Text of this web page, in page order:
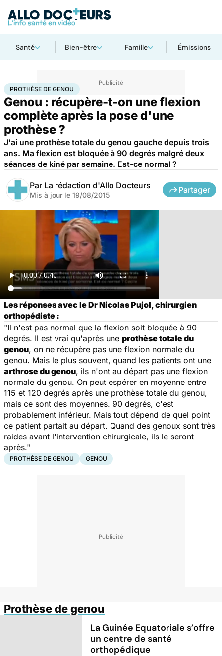
Santé Bien-être Famille Émissions
AccueilSantéProthèse de genou
PROTHÈSE DE GENOU
Genou : récupère-t-on une flexion
complète après la pose d'une
prothèse ?
J'ai une prothèse totale du genou gauche depuis trois
ans. Ma flexion est bloquée à 90 degrés malgré deux
séances de kiné par semaine. Est-ce normal ?
Par La rédaction d'Allo Docteurs
Mis à jour le 19/08/2015
Partager
Les réponses avec le Dr Nicolas Pujol, chirurgien
orthopédiste :
"Il n'est pas normal que la flexion soit bloquée à 90
degrés. Il est vrai qu'après une prothèse totale du
genou, on ne récupère pas une flexion normale du
genou. Mais le plus souvent, quand les patients ont une
arthrose du genou, ils n'ont au départ pas une flexion
normale du genou. On peut espérer en moyenne entre
115 et 120 degrés après une prothèse totale du genou,
mais ce sont des moyennes. 90 degrés, c'est
probablement inférieur. Mais tout dépend de quel point
ce patient partait au départ. Quand des genoux sont très
raides avant l'intervention chirurgicale, ils le seront
après."
PROTHÈSE DE GENOU GENOU
Prothèse de genou
La Guinée Equatoriale s’offre
un centre de santé
orthopédique